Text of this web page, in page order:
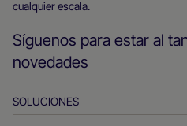
Nuvei
cualquier escala.
Síguenos para estar al
novedades
SOLUCIONES